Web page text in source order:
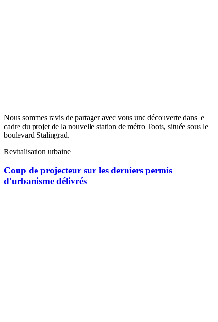
Nous sommes ravis de partager avec vous une découverte dans le
cadre du projet de la nouvelle station de métro Toots, située sous le
boulevard Stalingrad.
Revitalisation urbaine
Coup de projecteur sur les derniers permis
d'urbanisme délivrés